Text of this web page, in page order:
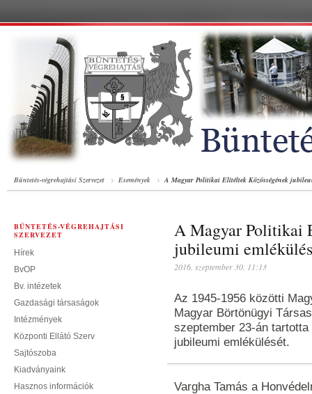
Büntetés-végrehajtási Szervezet Események A Magyar Politikai Elítéltek Közösségének
BÜNTETÉS-VÉGREHAJTÁSI
SZERVEZET
Hírek
BvOP
Bv. intézetek
Gazdasági társaságok
Intézmények
Központi Ellátó Szerv
Sajtószoba
Kiadványaink
Hasznos információk
A Magyar Politikai
jubileumi
2016. szeptember 30. 11:13
Az 1945-1956 közötti
Magyar Börtönügyi
szeptember 23-án
jubileumi emlékülését.
Vargha Tamás a